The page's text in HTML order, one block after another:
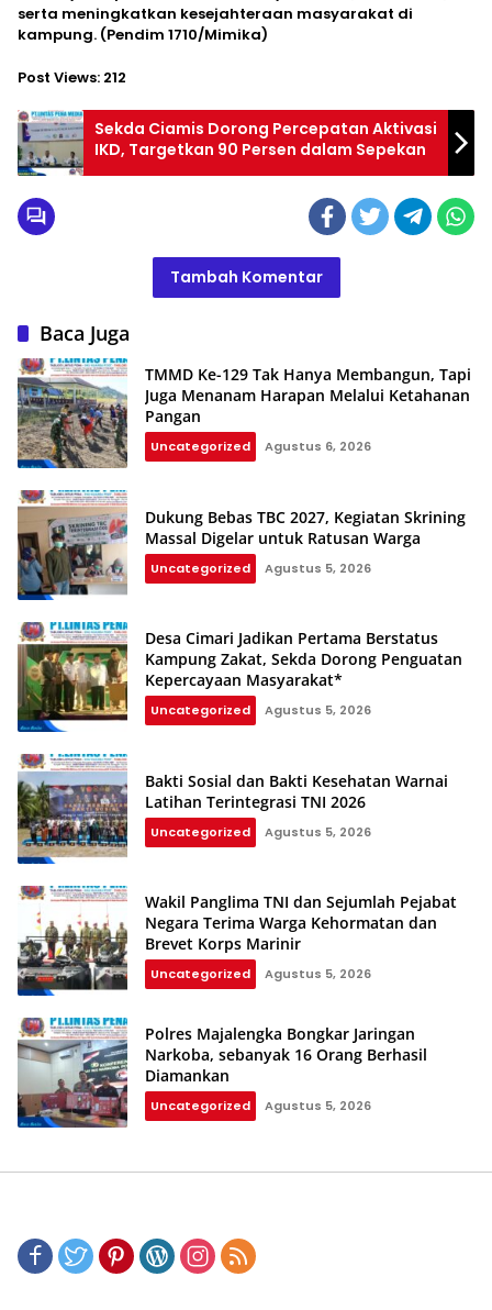
serta meningkatkan kesejahteraan masyarakat di
kampung. (Pendim 1710/Mimika)
Post Views: 212
Sekda Ciamis Dorong Percepatan Aktivasi
IKD, Targetkan 90 Persen dalam Sepekan
Tambah Komentar
Baca Juga
TMMD Ke-129 Tak Hanya Membangun, Tapi
Juga Menanam Harapan Melalui Ketahanan
Pangan
Uncategorized Agustus 6, 2026
Dukung Bebas TBC 2027, Kegiatan Skrining
Massal Digelar untuk Ratusan Warga
Uncategorized Agustus 5, 2026
Desa Cimari Jadikan Pertama Berstatus
Kampung Zakat, Sekda Dorong Penguatan
Kepercayaan Masyarakat*
Uncategorized Agustus 5, 2026
Bakti Sosial dan Bakti Kesehatan Warnai
Latihan Terintegrasi TNI 2026
Uncategorized Agustus 5, 2026
Wakil Panglima TNI dan Sejumlah Pejabat
Negara Terima Warga Kehormatan dan
Brevet Korps Marinir
Uncategorized Agustus 5, 2026
Polres Majalengka Bongkar Jaringan
Narkoba, sebanyak 16 Orang Berhasil
Diamankan
Uncategorized Agustus 5, 2026